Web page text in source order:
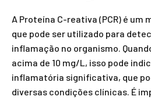
A Proteína C-reativa (PCR) é
que pode ser utilizado para
inflamação no organismo.
acima de 10 mg/L, isso pode
inflamatória significativa, que
diversas condições clínicas. É